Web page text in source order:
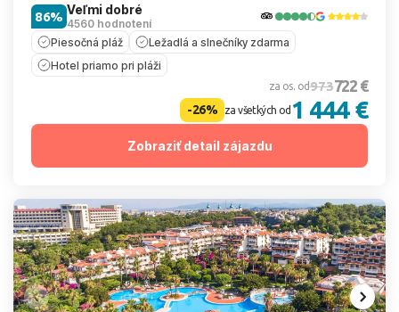
Veľmi dobré
4560 hodnotení
86%
Piesočná pláž
Ležadlá a slnečníky zdarma
Hotel priamo pri pláži
za os. od973722 €
-26% za všetkých od 1 444 €
Zobraziť detail zájazdu